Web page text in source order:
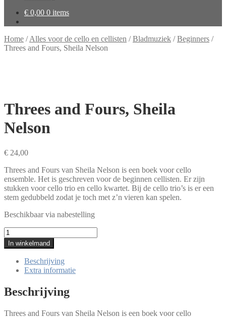
€ 0,00 0 items
Home /Alles voor de cello en cellisten /Bladmuziek /Beginners /
Threes and Fours, Sheila Nelson
Threes and Fours, Sheila
Nelson
€ 24,00
Threes and Fours van Sheila Nelson is een boek voor cello
ensemble. Het is geschreven voor de beginnen cellisten. Er zijn
stukken voor cello trio en cello kwartet. Bij de cello trio’s is er een
stem gedubbeld zodat je toch met z’n vieren kan spelen.
Beschikbaar via nabestelling
Threes
and
Fours,
Sheila
Nelson
In winkelmand
Beschrijving
Extra informatie
Beschrijving
Threes and Fours van Sheila Nelson is een boek voor cello